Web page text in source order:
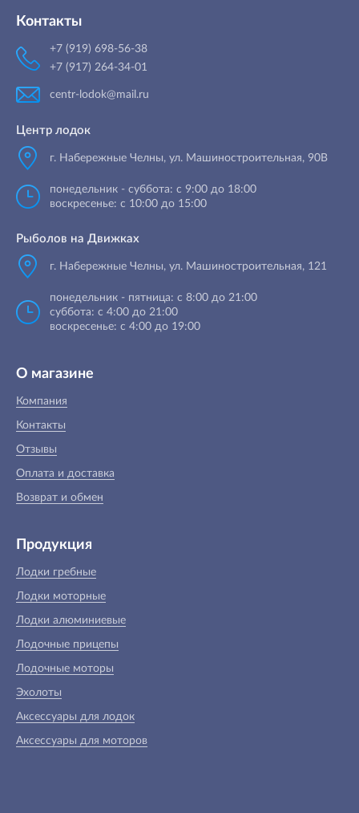
Контакты
+7 (919) 698-56-38
+7 (917) 264-34-01
centr-lodok@mail.ru
Центр лодок
г. Набережные Челны, ул. Машиностроительная, 90B
понедельник - суббота: с 9:00 до 18:00
воскресенье: с 10:00 до 15:00
Рыболов на Движках
г. Набережные Челны, ул. Машиностроительная, 121
понедельник - пятница: с 8:00 до 21:00
суббота: с 4:00 до 21:00
воскресенье: с 4:00 до 19:00
О магазине
Компания
Контакты
Отзывы
Оплата и доставка
Возврат и обмен
Продукция
Лодки гребные
Лодки моторные
Лодки алюминиевые
Лодочные прицепы
Лодочные моторы
Эхолоты
Аксессуары для лодок
Аксессуары для моторов